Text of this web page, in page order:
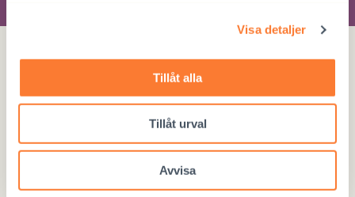
Visa detaljer
Tillåt alla
Tillåt urval
Avvisa